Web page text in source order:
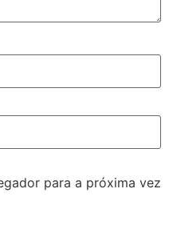
para a próxima vez